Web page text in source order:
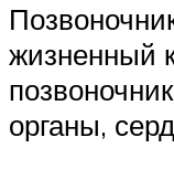
жизненный
органы,